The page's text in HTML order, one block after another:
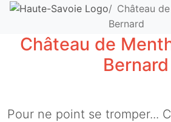
Château
Bernard
Château de
Bernard
Pour ne point se tromper...